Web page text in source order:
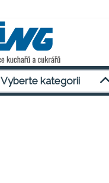
Vyberte kategorii